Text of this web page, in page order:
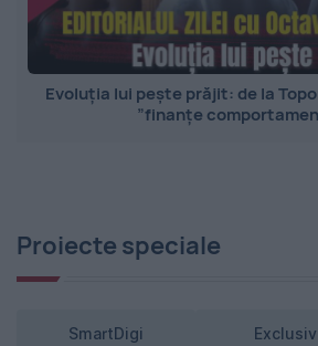
Evoluția lui pește prăjit: de la
”finanțe
Proiecte speciale
SmartDigi Exclusiv